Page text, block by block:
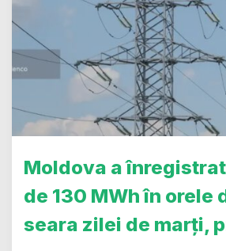
Moldova a
de 130 MWh în orele
seara zilei de marți,